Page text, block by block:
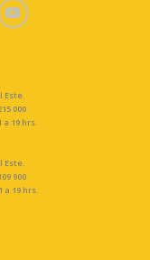
Este.
000
19 hrs.
Este.
900
19 hrs.